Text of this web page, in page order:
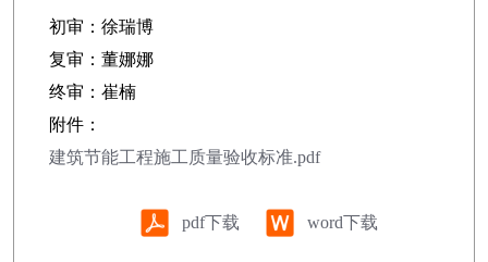
初审：徐瑞博
复审：董娜娜
终审：崔楠
附件：
建筑节能工程施工质量验收标准.pdf
pdf下载 word下载